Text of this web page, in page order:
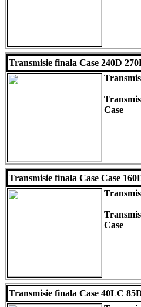
Transmisie finala Case 240D
Case
Transmisie finala Case Case
Case
Transmisie finala Case 40LC